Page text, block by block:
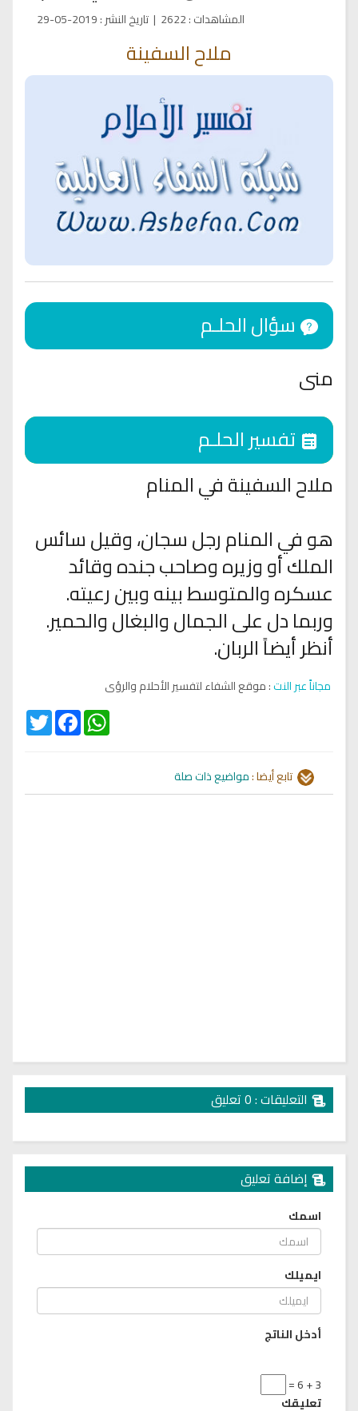
المشاهدات:
2622
| تاريخ النشر:
2019-05-29
ملاح السفينة
منى
ملاح السفينة في المنام
هو في المنام رجل سجان، وقيل سائس
الملك أو وزيره وصاحب جنده وقائد
عسكره والمتوسط بينه وبين رعيته.
وربما دل على الجمال والبغال والحمير.
أنظر أيضاً الربان.
مجاناً عبر النت: موقع الشفاء لتفسير الأحلام والرؤى
Twitter
FacebookWhatsApp
تابع أيضا :مواضيع ذات صلة
التعليقات : 0 تعليق
إضافة تعليق
اسمك
ايميلك
أدخل الناتج
3 + 6 =
تعليقك